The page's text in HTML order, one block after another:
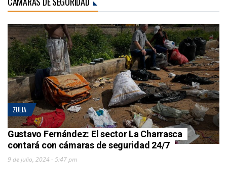
ZULIA
Gustavo Fernández: El sector La Charrasca
contará con cámaras de seguridad 24/7
9 de julio, 2024 - 5:47 pm